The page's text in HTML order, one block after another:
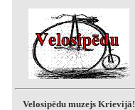
Velosipēdu muzejs Krievijā!